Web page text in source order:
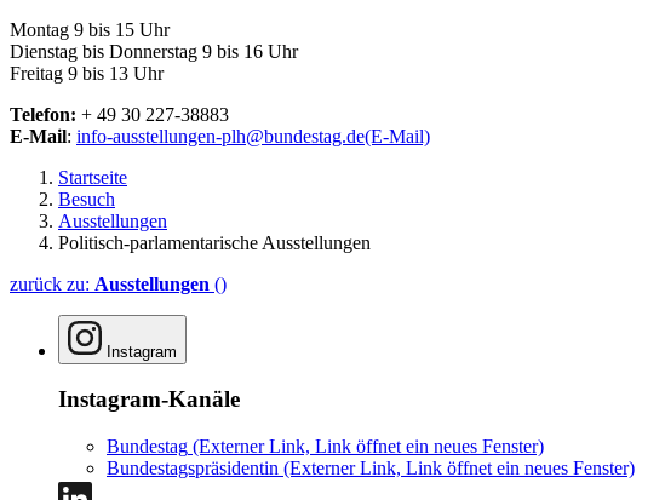
Montag 9 bis 15 Uhr
Dienstag bis Donnerstag 9 bis 16 Uhr
Freitag 9 bis 13 Uhr
Telefon: + 49 30 227-38883
E-Mail: info-ausstellungen-plh@bundestag.de(E-Mail)
Startseite
Besuch
Ausstellungen
Politisch-parlamentarische Ausstellungen
zurück zu: Ausstellungen ()
Instagram
Instagram-Kanäle
Bundestag (Externer Link, Link öffnet ein neues Fenster)
Bundestagspräsidentin (Externer Link, Link öffnet ein neues Fenster)